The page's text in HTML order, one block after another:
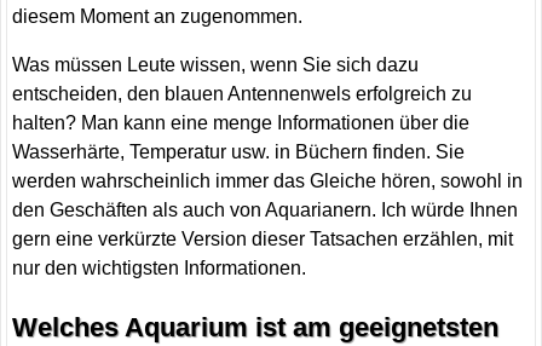
diesem Moment an zugenommen.
Was müssen Leute wissen, wenn Sie sich dazu
entscheiden, den blauen Antennenwels erfolgreich zu
halten? Man kann eine menge Informationen über die
Wasserhärte, Temperatur usw. in Büchern finden. Sie
werden wahrscheinlich immer das Gleiche hören, sowohl in
den Geschäften als auch von Aquarianern. Ich würde Ihnen
gern eine verkürzte Version dieser Tatsachen erzählen, mit
nur den wichtigsten Informationen.
Welches Aquarium ist am geeignetsten